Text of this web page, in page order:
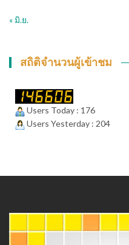
« มิ.ย.
สถิติจำนวนผู้เข้าชม
Users Today : 176
Users Yesterday : 204